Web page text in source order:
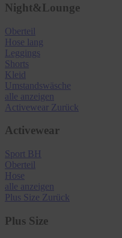
Night&Lounge
Oberteil
Hose lang
Leggings
Shorts
Kleid
Umstandswäsche
alle anzeigen
Activewear Zurück
Activewear
Sport BH
Oberteil
Hose
alle anzeigen
Plus Size Zurück
Plus Size